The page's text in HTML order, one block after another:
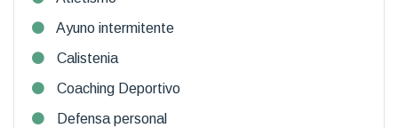
Ayuno intermitente
Calistenia
Coaching Deportivo
Defensa personal